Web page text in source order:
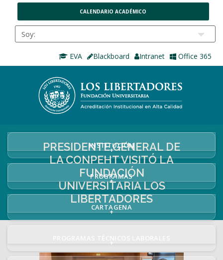
CALENDARIO ACADÉMICO
EVA Blackboard Intranet Office 365
INSTITUCIÓN
+
PROGRAMAS
+
CARTAGENA
+
+
PRESIDENTE GENERAL DE
LA CONPEHT VISITÓ LA
FUNDACIÓN
UNIVERSITARIA LOS
LIBERTADORES